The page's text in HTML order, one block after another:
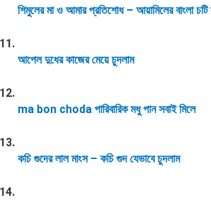
শিমুলের মা ও আমার প্রতিশোধ – আয়ামিলের বাংলা চটি
আপেল দুধের কাজের মেয়ে চুদলাম
ma bon choda পারিবারিক মধু পান সবাই মিলে
কচি গুদের লাল মাংস – কচি গুদ যেভাবে চুদলাম